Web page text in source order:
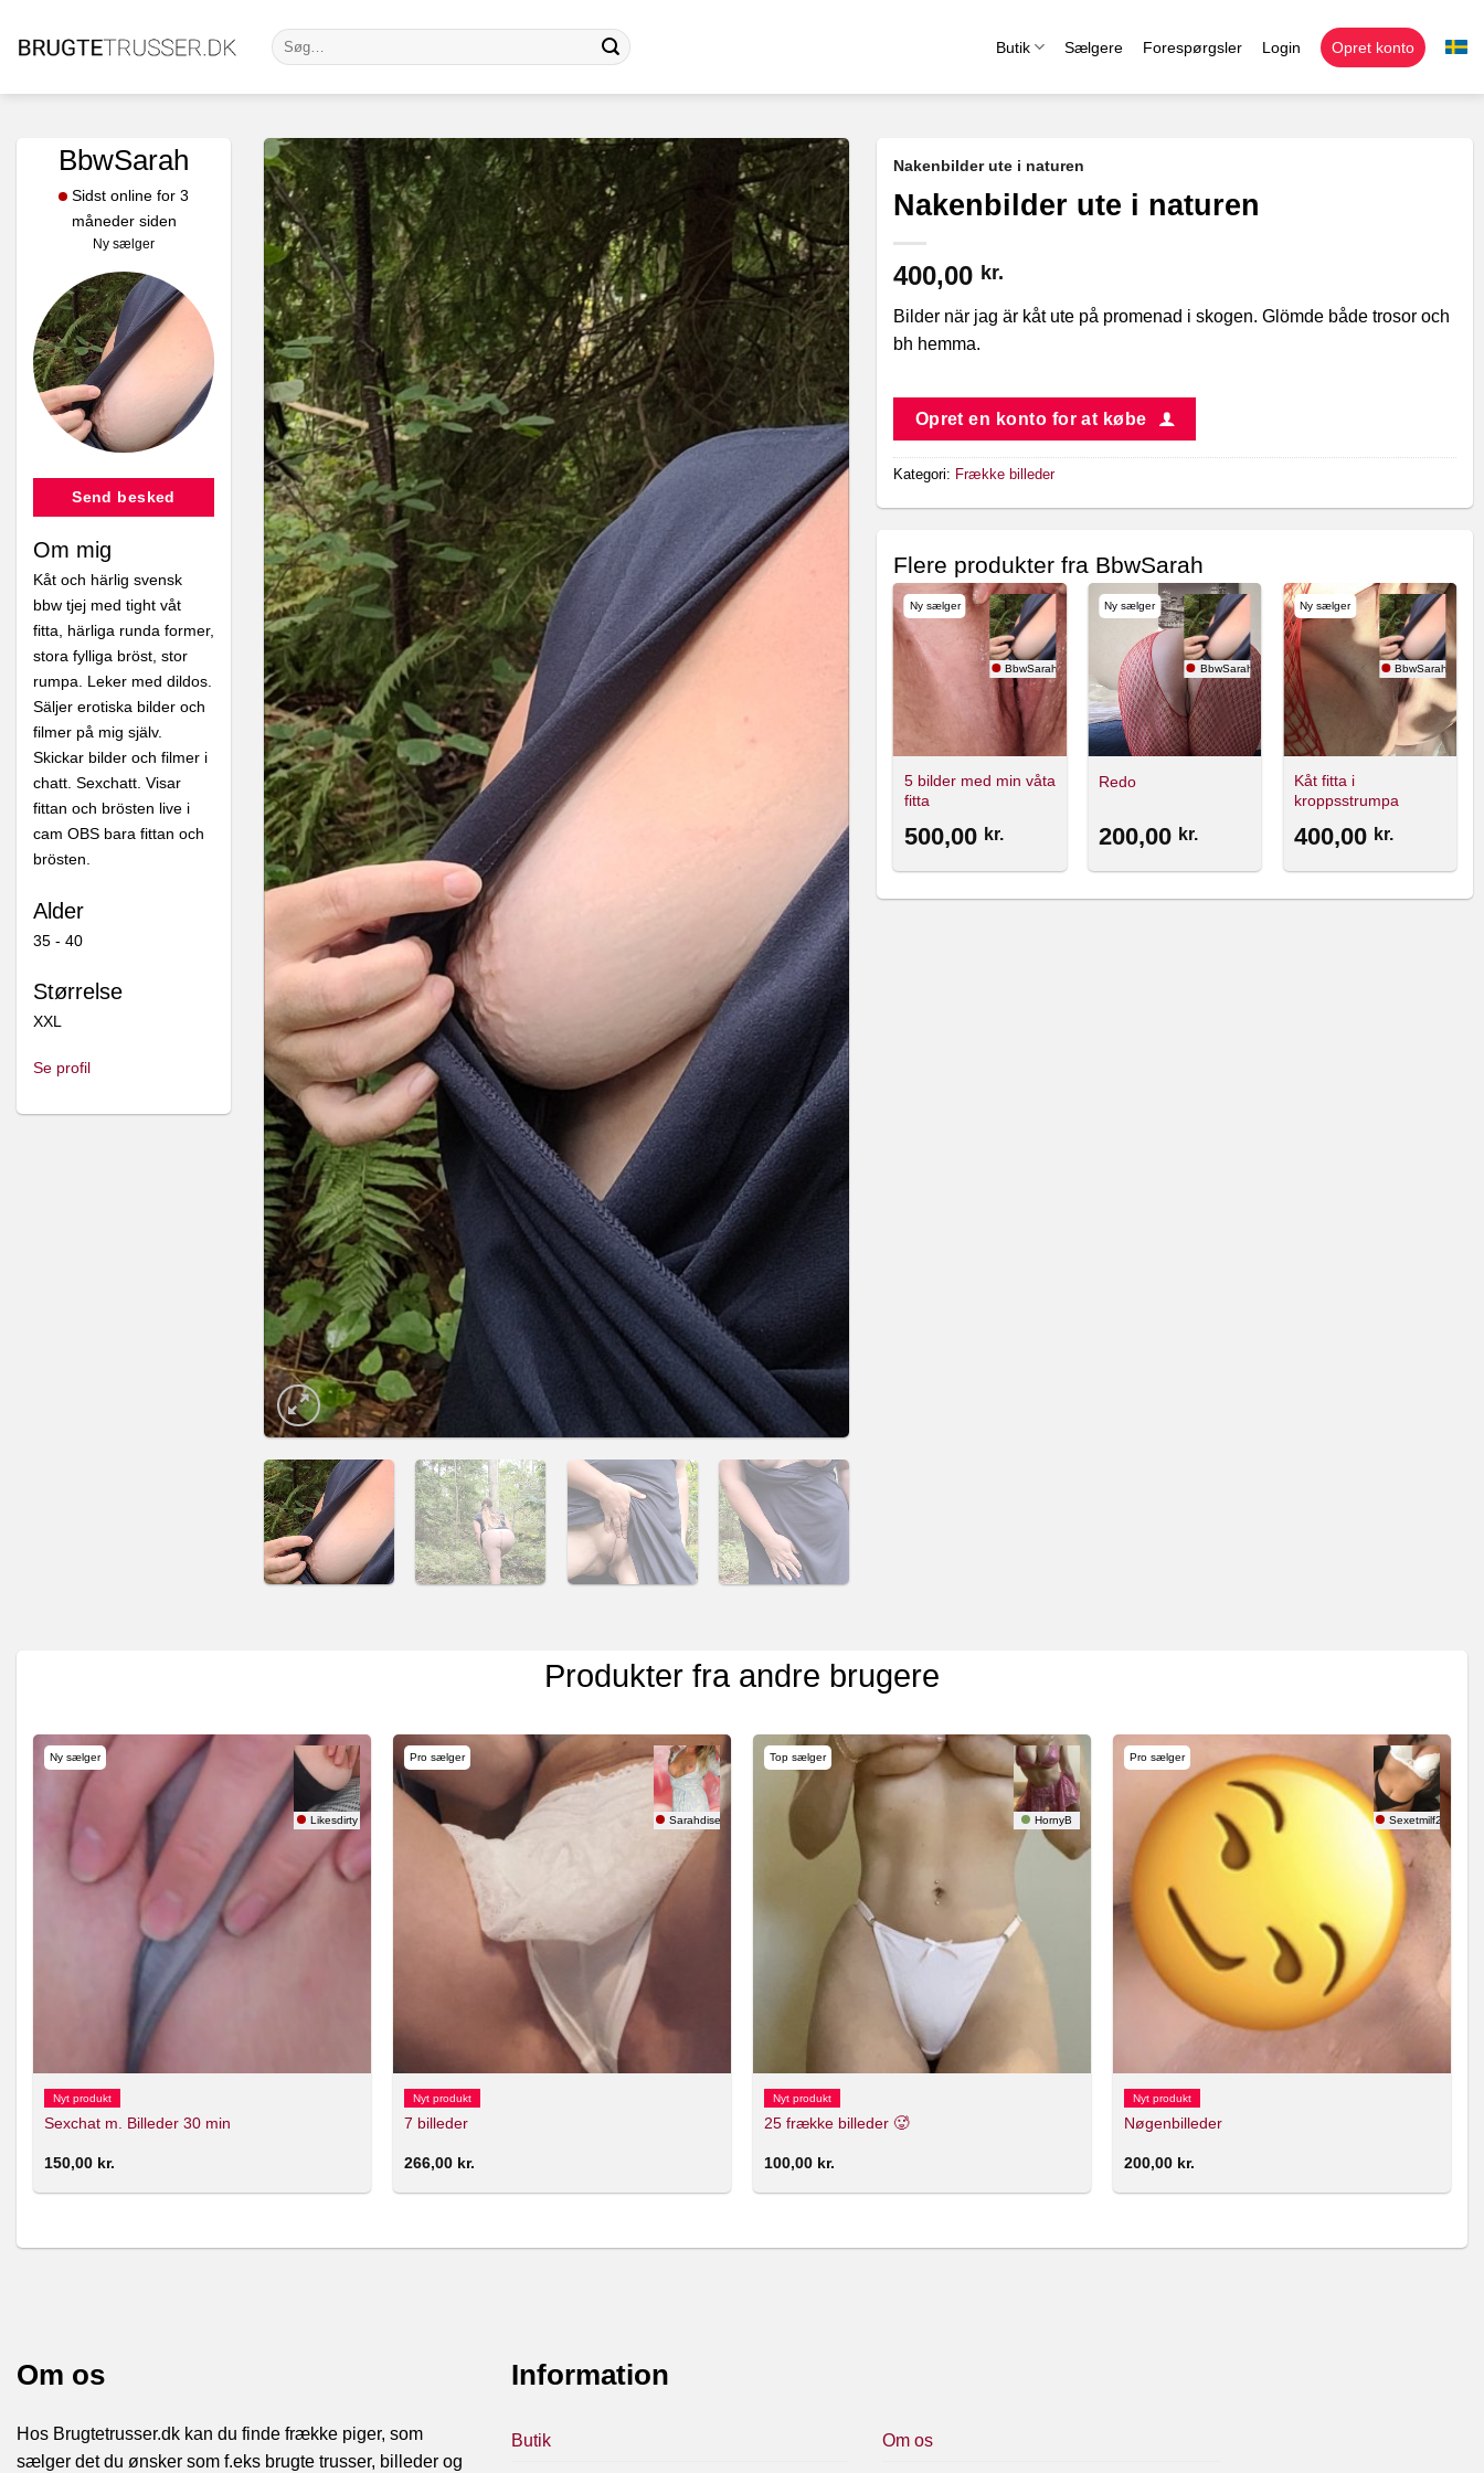
Søg
efter:
Butik Sælgere Forespørgsler Login Opret konto
BbwSarah
Sidst online for 3
måneder siden
Ny sælger
Send besked
Om mig
Kåt och härlig svensk
bbw tjej med tight våt
fitta, härliga runda former,
stora fylliga bröst, stor
rumpa. Leker med dildos.
Säljer erotiska bilder och
filmer på mig själv.
Skickar bilder och filmer i
chatt. Sexchatt. Visar
fittan och brösten live i
cam OBS bara fittan och
brösten.
Alder
35 - 40
Størrelse
XXL
Se profil
Nakenbilder ute i naturen
Nakenbilder ute i naturen
400,00 kr.
Bilder när jag är kåt ute på promenad i skogen. Glömde både trosor och
bh hemma.
Opret en konto for at købe
Kategori: Frække billeder
Flere produkter fra BbwSarah
Ny sælger
BbwSarah
5 bilder med min våta
fitta
500,00 kr.
Ny sælger
BbwSarah
Redo
200,00 kr.
Ny sælger
BbwSarah
Kåt fitta i
kroppsstrumpa
400,00 kr.
Produkter fra andre brugere
Ny sælger
Likesdirty
Nyt produkt
Sexchat m. Billeder 30 min
150,00 kr.
Pro sælger
Sarahdise
Nyt produkt
7 billeder
266,00 kr.
Top sælger
HornyB
Nyt produkt
25 frække billeder 🥵
100,00 kr.
Pro sælger
Sexetmilf26
Nyt produkt
Nøgenbilleder
200,00 kr.
Om os
Hos Brugtetrusser.dk kan du finde frække piger, som
sælger det du ønsker som f.eks brugte trusser, billeder og
Information
Butik Om os